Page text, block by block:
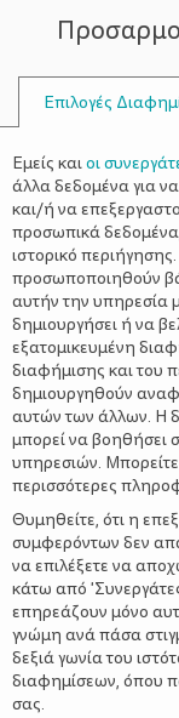
Επιλογές
Εμείς καιοι
άλλα δεδομένα για
και/ή να
προσωπικά
ιστορικό
προσωποποιηθούν
αυτήν την υπηρεσία
δημιουργήσει ή να
εξατομικευμένη
διαφήμισης και του
δημιουργηθούν
αυτών των άλλων. Η
μπορεί να βοηθήσει
υπηρεσιών.
περισσότερες
Θυμηθείτε, ότι η
συμφερόντων δεν
να επιλέξετε να
κάτω από
επηρεάζουν μόνο
γνώμη ανά πάσα
δεξιά γωνία του
διαφημίσεων, όπου
σας.